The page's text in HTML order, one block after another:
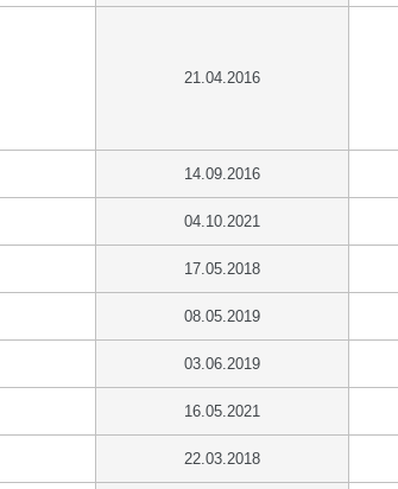
21.04.2016
14.09.2016
04.10.2021
17.05.2018
08.05.2019
03.06.2019
16.05.2021
22.03.2018